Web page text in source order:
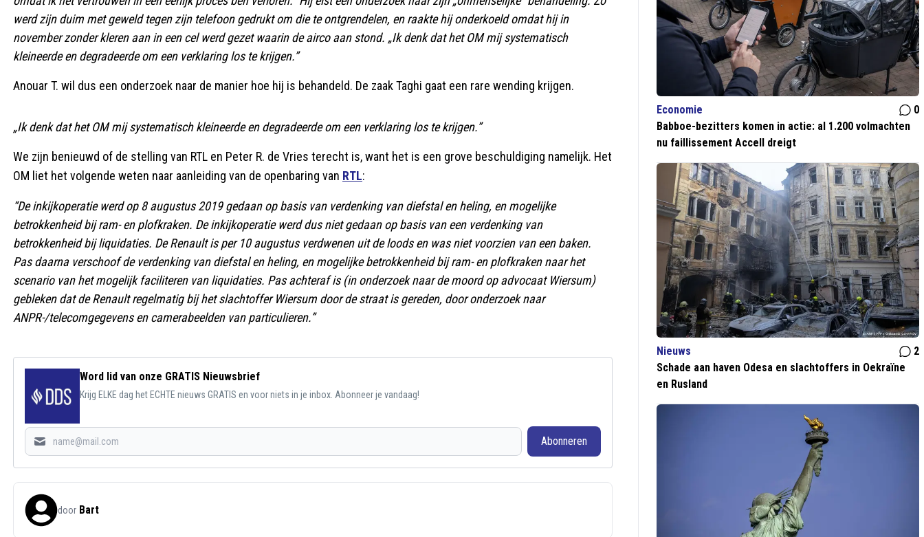
werd zijn duim met geweld tegen zijn telefoon gedrukt om die te ontgrendelen, en raakte hij onderkoeld omdat hij in
november zonder kleren aan in een cel werd gezet waarin de airco aan stond. „Ik denk dat het OM mij systematisch
kleineerde en degradeerde om een verklaring los te krijgen.”
Anouar T. wil dus een onderzoek naar de manier hoe hij is behandeld. De zaak Taghi gaat een rare wending krijgen.
„Ik denk dat het OM mij systematisch kleineerde en degradeerde om een verklaring los te krijgen.”
We zijn benieuwd of de stelling van RTL en Peter R. de Vries terecht is, want het is een grove beschuldiging namelijk. Het
OM liet het volgende weten naar aanleiding van de openbaring van RTL:
“De inkijkoperatie werd op 8 augustus 2019 gedaan op basis van verdenking van diefstal en heling, en mogelijke
betrokkenheid bij ram- en plofkraken. De inkijkoperatie werd dus niet gedaan op basis van een verdenking van
betrokkenheid bij liquidaties. De Renault is per 10 augustus verdwenen uit de loods en was niet voorzien van een baken.
Pas daarna verschoof de verdenking van diefstal en heling, en mogelijke betrokkenheid bij ram- en plofkraken naar het
scenario van het mogelijk faciliteren van liquidaties. Pas achteraf is (in onderzoek naar de moord op advocaat Wiersum)
gebleken dat de Renault regelmatig bij het slachtoffer Wiersum door de straat is gereden, door onderzoek naar
ANPR-/telecomgegevens en camerabeelden van particulieren.”
Word lid van onze GRATIS Nieuwsbrief
Krijg ELKE dag het ECHTE nieuws GRATIS en voor niets in je inbox. Abonneer je vandaag!
Abonneren
door Bart
Economie
0
Babboe-bezitters komen in actie: al 1.200 volmachten
nu faillissement Accell dreigt
Nieuws
2
Schade aan haven Odesa en slachtoffers in Oekraïne
en Rusland